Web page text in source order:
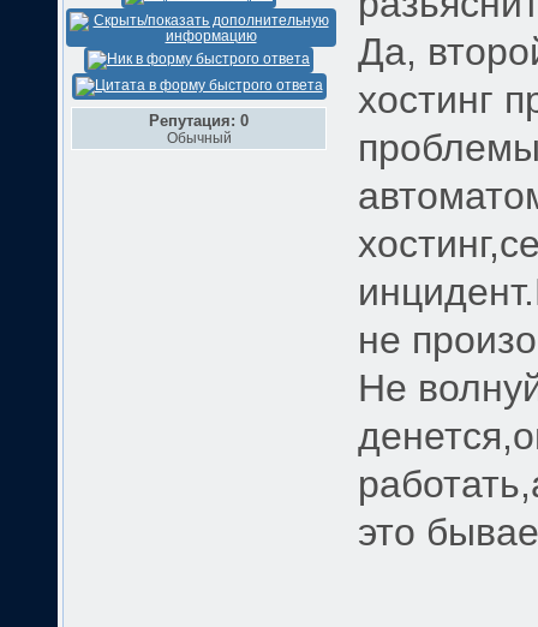
Репутация: 0
Обычный
Да,
хостинг
не
Не
это